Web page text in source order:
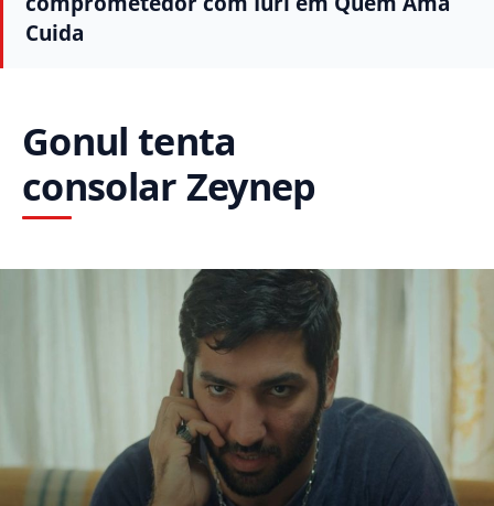
Cuida
Gonul tenta
consolar Zeynep